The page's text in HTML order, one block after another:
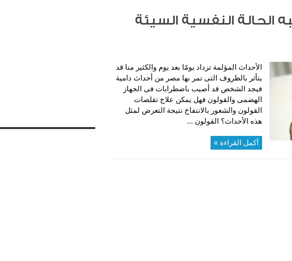
الحالة النفسية السيئة
الأحداث المؤلمة تزداد يومًا بعد يوم والكثير منا قد
يتأثر بالظروف التى تمر بها مصر من أحداث دامية
فيجد الشخص قد أصيب باضطرابات فى الجهاز
الهضمى والقولون فهل يمكن علاج تقلصات
القولون والشعور بالانتفاخ نتيجة التعرض لمثل
هذه الأحداث؟ القولون ...
أكمل القراءة »